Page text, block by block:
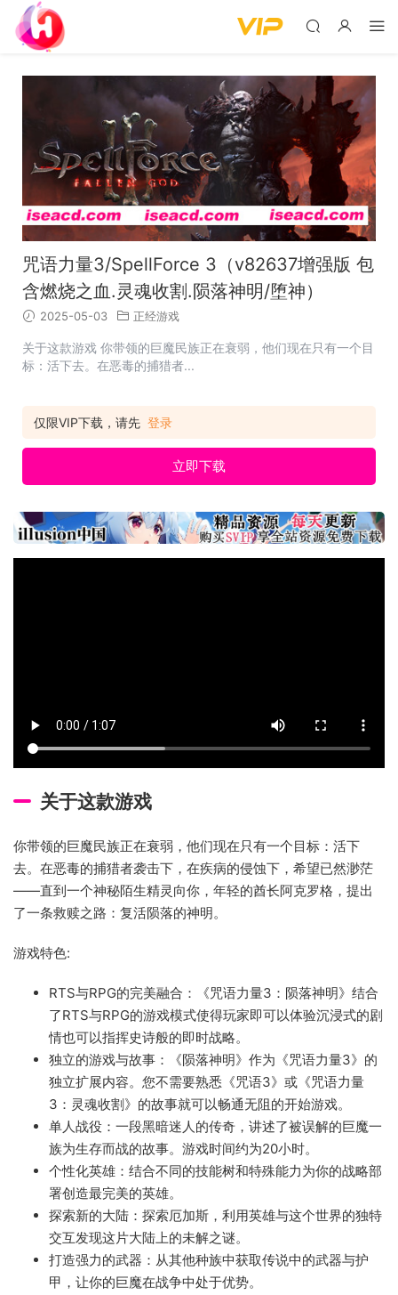
咒语力量3/SpellForce 3（v82637增强版 包
含燃烧之血.灵魂收割.陨落神明/堕神）
2025-05-03 正经游戏
关于这款游戏 你带领的巨魔民族正在衰弱，他们现在只有一个目
标：活下去。在恶毒的捕猎者...
仅限VIP下载，请先 登录
立即下载
关于这款游戏
你带领的巨魔民族正在衰弱，他们现在只有一个目标：活下
去。在恶毒的捕猎者袭击下，在疾病的侵蚀下，希望已然渺茫
——直到一个神秘陌生精灵向你，年轻的酋长阿克罗格，提出
了一条救赎之路：复活陨落的神明。
游戏特色:
RTS与RPG的完美融合：《咒语力量3：陨落神明》结合
了RTS与RPG的游戏模式使得玩家即可以体验沉浸式的剧
情也可以指挥史诗般的即时战略。
独立的游戏与故事：《陨落神明》作为《咒语力量3》的
独立扩展内容。您不需要熟悉《咒语3》或《咒语力量
3：灵魂收割》的故事就可以畅通无阻的开始游戏。
单人战役：一段黑暗迷人的传奇，讲述了被误解的巨魔一
族为生存而战的故事。游戏时间约为20小时。
个性化英雄：结合不同的技能树和特殊能力为你的战略部
署创造最完美的英雄。
探索新的大陆：探索厄加斯，利用英雄与这个世界的独特
交互发现这片大陆上的未解之谜。
打造强力的武器：从其他种族中获取传说中的武器与护
甲，让你的巨魔在战争中处于优势。